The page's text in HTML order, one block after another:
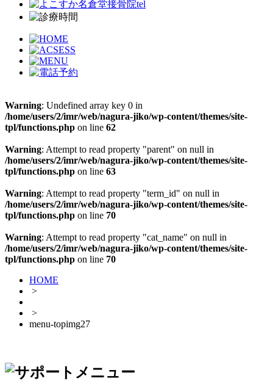
Warning: Undefined array key 0 in
/home/users/2/imr/web/nagura-jiko/wp-content/themes/site-
tpl/functions.php on line 62
Warning: Attempt to read property "parent" on null in
/home/users/2/imr/web/nagura-jiko/wp-content/themes/site-
tpl/functions.php on line 63
Warning: Attempt to read property "term_id" on null in
/home/users/2/imr/web/nagura-jiko/wp-content/themes/site-
tpl/functions.php on line 70
Warning: Attempt to read property "cat_name" on null in
/home/users/2/imr/web/nagura-jiko/wp-content/themes/site-
tpl/functions.php on line 70
HOME
>
>
menu-topimg27